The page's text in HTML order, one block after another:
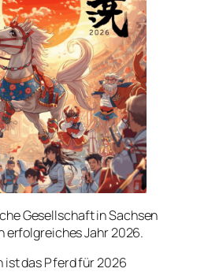
Gesellschaft in Sachsen
erfolgreiches Jahr 2026.
ist das Pferd für 2026